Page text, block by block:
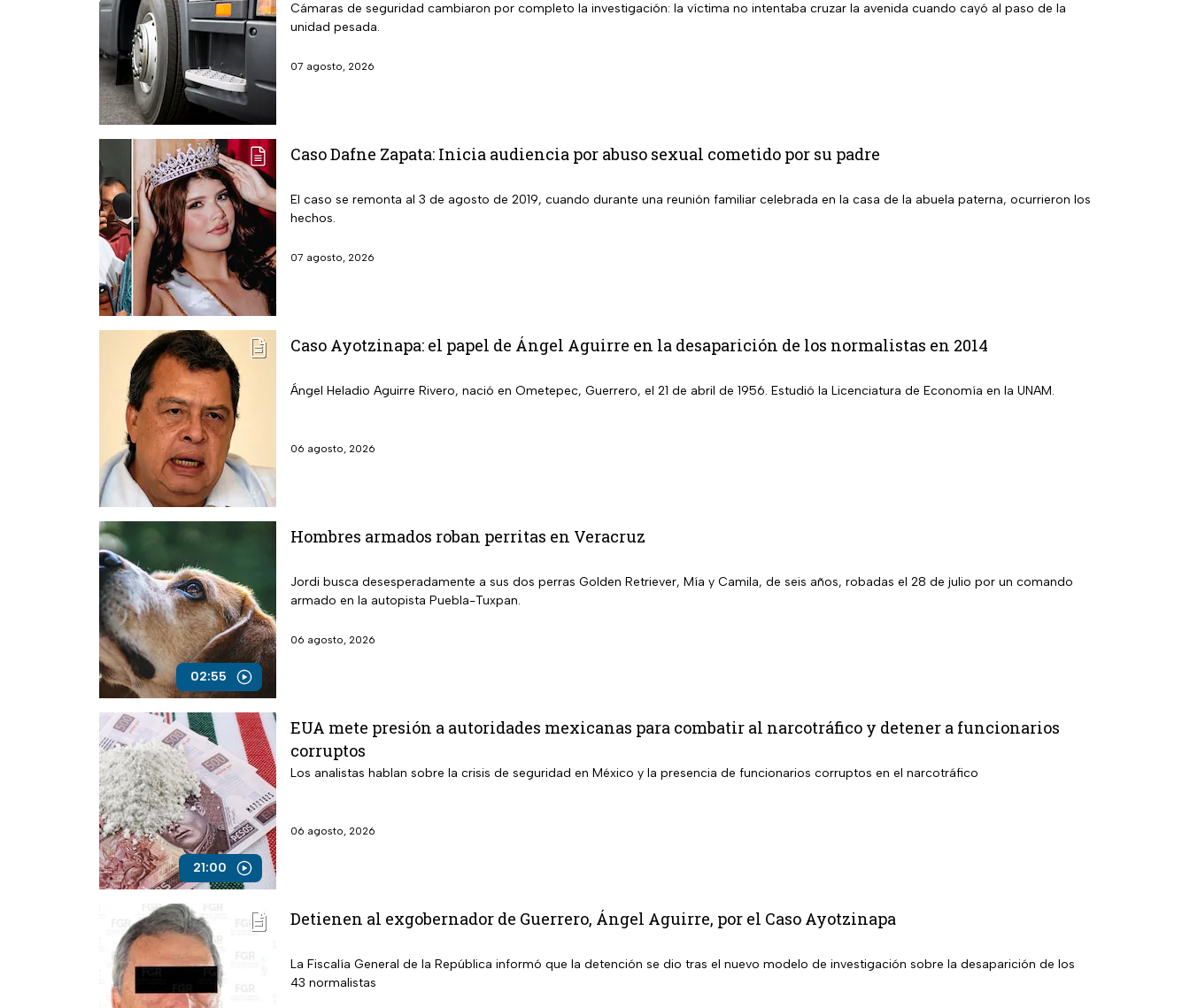
Cámaras de seguridad cambiaron por completo la investigación: la víctima no intentaba cruzar la avenida cuando cayó al paso de la
unidad pesada.
07 agosto, 2026
Caso Dafne Zapata: Inicia audiencia por abuso sexual cometido por su padre
El caso se remonta al 3 de agosto de 2019, cuando durante una reunión familiar celebrada en la casa de la abuela paterna, ocurrieron los
hechos.
07 agosto, 2026
Caso Ayotzinapa: el papel de Ángel Aguirre en la desaparición de los normalistas en 2014
Ángel Heladio Aguirre Rivero, nació en Ometepec, Guerrero, el 21 de abril de 1956. Estudió la Licenciatura de Economía en la UNAM.
06 agosto, 2026
02:55
Hombres armados roban perritas en Veracruz
Jordi busca desesperadamente a sus dos perras Golden Retriever, Mía y Camila, de seis años, robadas el 28 de julio por un comando
armado en la autopista Puebla-Tuxpan.
06 agosto, 2026
21:00
EUA mete presión a autoridades mexicanas para combatir al narcotráfico y detener a funcionarios
corruptos
Los analistas hablan sobre la crisis de seguridad en México y la presencia de funcionarios corruptos en el narcotráfico
06 agosto, 2026
Detienen al exgobernador de Guerrero, Ángel Aguirre, por el Caso Ayotzinapa
La Fiscalía General de la República informó que la detención se dio tras el nuevo modelo de investigación sobre la desaparición de los
43 normalistas